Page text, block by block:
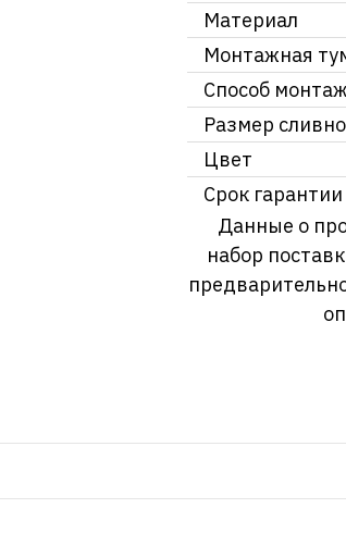
Материал
Монтажная
Способ
Размер
Цвет
Срок гарантии
Данные о
набор